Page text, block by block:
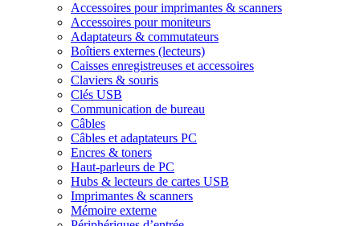
Accessoires pour imprimantes & scanners
Accessoires pour moniteurs
Adaptateurs & commutateurs
Boîtiers externes (lecteurs)
Caisses enregistreuses et accessoires
Claviers & souris
Clés USB
Communication de bureau
Câbles
Câbles et adaptateurs PC
Encres & toners
Haut-parleurs de PC
Hubs & lecteurs de cartes USB
Imprimantes & scanners
Mémoire externe